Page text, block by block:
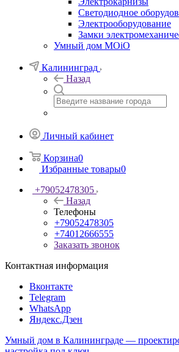
Светодиодное
Электрооборудование
Замки
Умный дом MOiO
Калининград
Назад
Личный кабинет
Корзина0
Избранные товары0
+79052478305
Назад
Телефоны
+79052478305
+74012666555
Заказать звонок
Контактная информация
Вконтакте
Telegram
WhatsApp
Яндекс.Дзен
Умный дом в Калининграде —